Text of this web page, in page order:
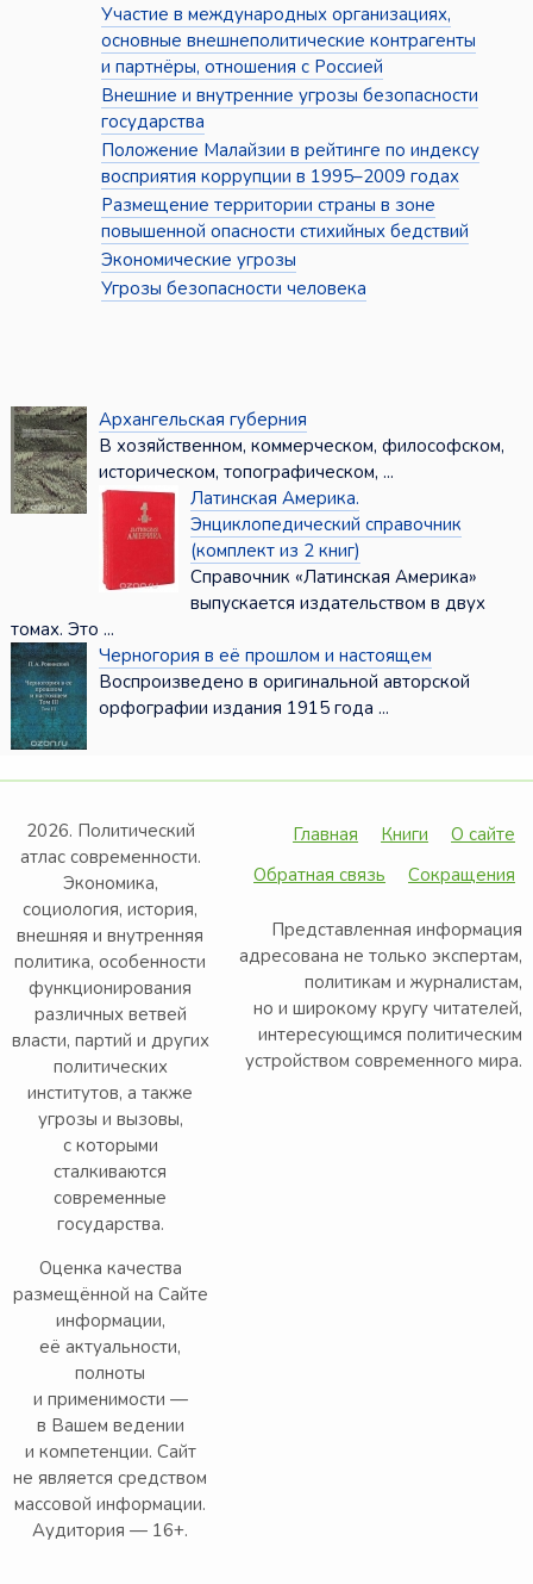
Участие в международных организациях,
основные внешнеполитические контрагенты
и партнёры, отношения с Россией
Внешние и внутренние угрозы безопасности
государства
Положение Малайзии в рейтинге по индексу
восприятия коррупции в 1995–2009 годах
Размещение территории страны в зоне
повышенной опасности стихийных бедствий
Экономические угрозы
Угрозы безопасности человека
Архангельская губерния
В хозяйственном, коммерческом, философском,
историческом, топографическом, ...
Латинская Америка.
Энциклопедический справочник
(комплект из 2 книг)
Справочник «Латинская Америка»
выпускается издательством в двух
томах. Это ...
Черногория в её прошлом и настоящем
Воспроизведено в оригинальной авторской
орфографии издания 1915 года ...
2026. Политический
атлас современности.
Экономика,
социология, история,
внешняя и внутренняя
политика, особенности
функционирования
различных ветвей
власти, партий и других
политических
институтов, а также
угрозы и вызовы,
с которыми
сталкиваются
современные
государства.
Оценка качества
размещённой на Сайте
информации,
её актуальности,
полноты
и применимости —
в Вашем ведении
и компетенции. Сайт
не является средством
массовой информации.
Аудитория — 16+.
Главная Книги
О сайте
Обратная связь
Сокращения
Представленная информация
адресована не только экспертам,
политикам и журналистам,
но и широкому кругу читателей,
интересующимся политическим
устройством современного мира.